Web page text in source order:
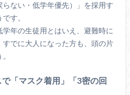
ない・低学年優先）」を採用す
す。
年の生徒用とはいえ、避難時に
でに大人になった方も、頭の片
「マスク着用」「3密の回